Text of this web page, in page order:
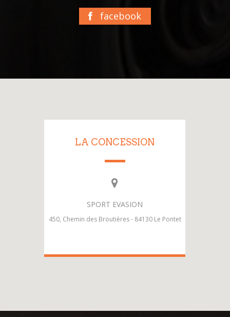
facebook
LA CONCESSION
SPORT EVASION
450, Chemin des Broutières - 84130 Le Pontet